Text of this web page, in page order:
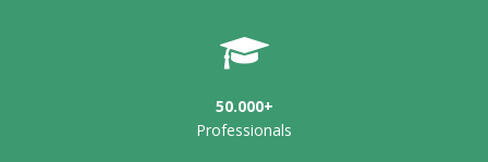
50.000+
Professionals